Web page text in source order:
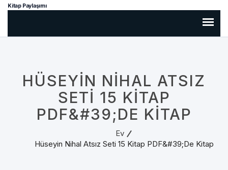
Kitap Paylaşımı
HÜSEYIN NIHAL ATSIZ
SETI 15 KITAP
PDF&#39;DE KITAP
Ev
Hüseyin Nihal Atsız Seti 15 Kitap PDF&#39;de Kitap